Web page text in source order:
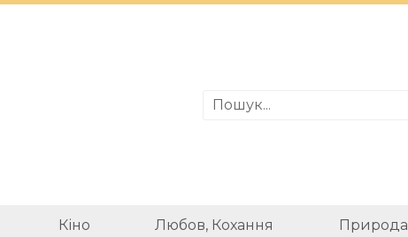
Кіно Любов, Кохання Природа